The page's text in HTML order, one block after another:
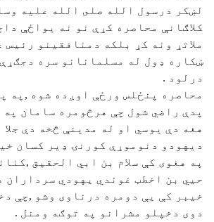
لښكر درسول الله صلى الله عليه
كلاګانې محاصره كړې نو نه يواځې
ملاتړ ونه كړ بلكه دمنافقينو رئيس
ښكاره ډول له مسلمانانو سره
درلود .
محاصره پنځلس ورځې اوږده شوه ,په
پدې راضي شول چې هرڅومره سامان
هغه دې يوسي او له مدينې څخه دې جلا
ديهودو دنوموړې كورنۍ ډير كسان
په هغوی كې سلام بن ابي الحقيق
حيي بن اخطب غوندي يهودي سرداران
خيبر كې يې دومره درناوى وشو ,چې
دوی دخپلو مشرانو په توګه ومنل .